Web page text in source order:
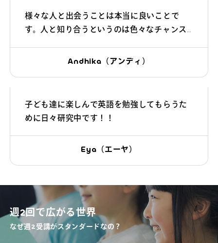
様々な人と出会うことは本当に良いことで
す。人と知り合うというのは色々なチャンス
広げましょう！Andhika（アンディ）
子ども達に楽しんで英語を勉強してもらうた
めに日々研究中です！！
Eya（エーヤ）
週2回で広がる世界
なぜ週2受講がスタンダードなの？